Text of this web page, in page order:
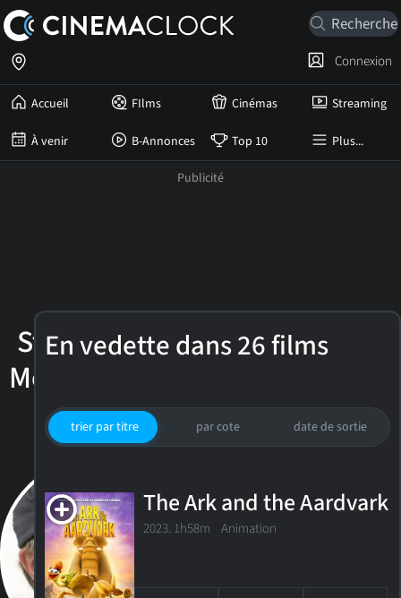
Accueil FIlms Cinémas Streaming
À venir B-Annonces Top 10 Plus...
Connexion
Stephen
Merchant
En vedette dans 26 films
trier par titre par cote date de sortie
The Ark and the Aardvark
2023. 1h58m Animation